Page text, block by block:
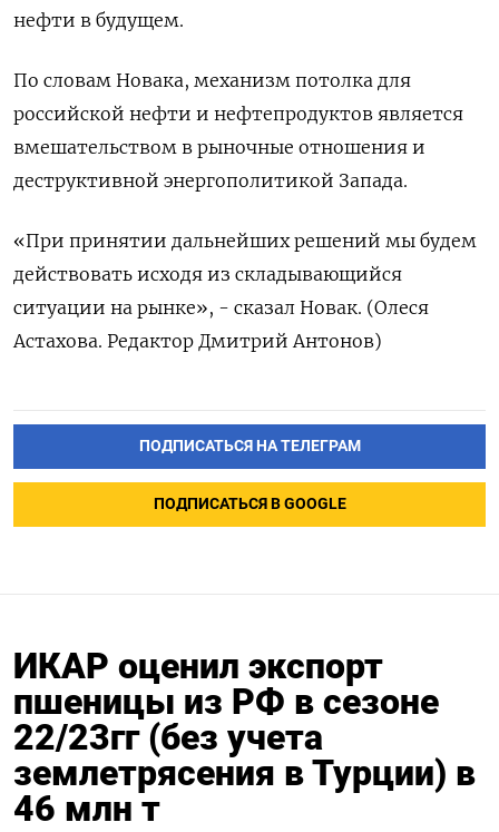
нефти в будущем.
По словам Новака, механизм потолка для
российской нефти и нефтепродуктов является
вмешательством в рыночные отношения и
деструктивной энергополитикой Запада.
«При принятии дальнейших решений мы будем
действовать исходя из складывающийся
ситуации на рынке», - сказал Новак. (Олеся
Астахова. Редактор Дмитрий Антонов)
ПОДПИСАТЬСЯ НА ТЕЛЕГРАМ
ПОДПИСАТЬСЯ В GOOGLE
ИКАР оценил экспорт
пшеницы из РФ в сезоне
22/23гг (без учета
землетрясения в Турции) в
46 млн т